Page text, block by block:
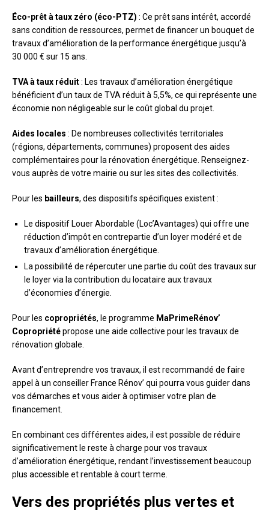
Éco-prêt à taux zéro (éco-PTZ) : Ce prêt sans intérêt, accordé
sans condition de ressources, permet de financer un bouquet de
travaux d’amélioration de la performance énergétique jusqu’à
30 000 € sur 15 ans.
TVA à taux réduit: Les travaux d’amélioration énergétique
bénéficient d’un taux de TVA réduit à 5,5%, ce qui représente une
économie non négligeable sur le coût global du projet.
Aides locales : De nombreuses collectivités territoriales
(régions, départements, communes) proposent des aides
complémentaires pour la rénovation énergétique. Renseignez-
vous auprès de votre mairie ou sur les sites des collectivités.
Pour les bailleurs, des dispositifs spécifiques existent :
Le dispositif Louer Abordable (Loc’Avantages) qui offre une
réduction d’impôt en contrepartie d’un loyer modéré et de
travaux d’amélioration énergétique.
La possibilité de répercuter une partie du coût des travaux sur
le loyer via la contribution du locataire aux travaux
d’économies d’énergie.
Pour les copropriétés, le programme MaPrimeRénov’
Copropriétépropose une aide collective pour les travaux de
rénovation globale.
Avant d’entreprendre vos travaux, il est recommandé de faire
appel à un conseiller France Rénov’ qui pourra vous guider dans
vos démarches et vous aider à optimiser votre plan de
financement.
En combinant ces différentes aides, il est possible de réduire
significativement le reste à charge pour vos travaux
d’amélioration énergétique, rendant l’investissement beaucoup
plus accessible et rentable à court terme.
Vers des propriétés plus vertes et